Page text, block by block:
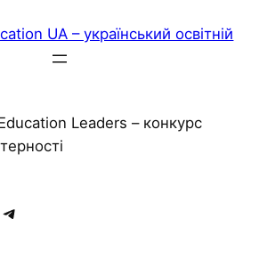
Telegram